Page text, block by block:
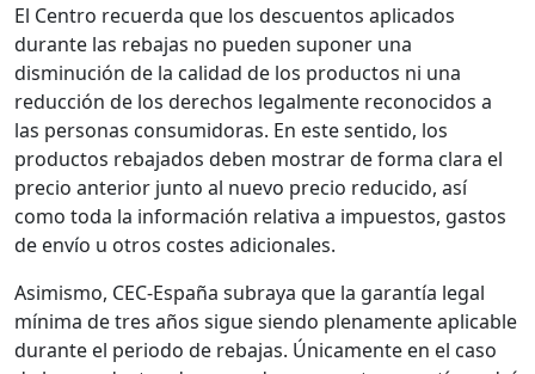
El Centro recuerda que los descuentos aplicados
durante las rebajas no pueden suponer una
disminución de la calidad de los productos ni una
reducción de los derechos legalmente reconocidos a
las personas consumidoras. En este sentido, los
productos rebajados deben mostrar de forma clara el
precio anterior junto al nuevo precio reducido, así
como toda la información relativa a impuestos, gastos
de envío u otros costes adicionales.
Asimismo, CEC-España subraya que la garantía legal
mínima de tres años sigue siendo plenamente aplicable
durante el periodo de rebajas. Únicamente en el caso